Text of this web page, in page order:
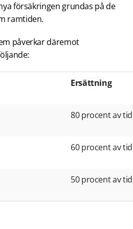
försäkringen grundas på de
ramtiden.
påverkar däremot
Ersättning
80 procent av
60 procent av
50 procent av